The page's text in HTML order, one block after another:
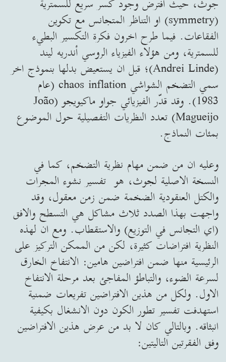
(symmetry) او التناظر المتجانس مع تكوين
الفقاعات. فيما طرح اخرون فكرة التكسير البطيء
للسمترية، ومن هؤلاء الفيزياء الروسي أندريه ليند
(Andrei Linde)؛ قبل ان يستعيض بدلها بنموذج اخر
سمي التضخم الشواشي chaos inflation (عام
1983). وقد قدّر الفيزيائي جواو ماكيويجو (João
Magueijo) تعدد النظريات التفصيلية حول الموضوع
بمئات النماذج.
وعليه ان من ضمن مهام نظرية التضخم، كما في
النسخة الاصلية لجوث، هو تفسير نشوء المجرات
والكتل العنقودية الضخمة ضمن زمن معقول، وقد
واجهت بهذا الصدد ثلاث مشاكل هي التسطح والافق
(اي التجانس في التوزيع) والاستقطاب. ومع ان لهذه
النظرية افتراضات كثيرة، لكن من الممكن التركيز على
الرئيسية منها ضمن افتراضين هامين: الانتفاخ الخارق
لسرعة الضوء، والتباطؤ المفاجئ بعد مرحلة الانتفاخ
الاول. ولكل من هذين الافتراضين تفريعات ضمنية
استهدفت تفسير تطور الكون دون الانشغال بكيفية
انبثاقه. وبالتالي كان لا بد من عرض هذين الافتراضين
وفق الفقرتين التاليتين: